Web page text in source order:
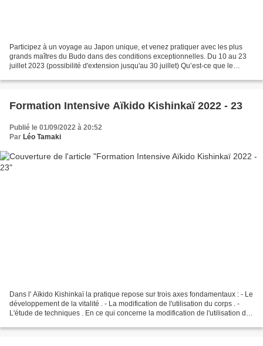
Participez à un voyage au Japon unique, et venez pratiquer avec les plus
grands maîtres du Budo dans des conditions exceptionnelles. Du 10 au 23
juillet 2023 (possibilité d'extension jusqu'au 30 juillet) Qu’est-ce que le
Formation Intensive Aïkido Kishinkaï 2022 - 23
Publié le 01/09/2022 à 20:52
Par Léo Tamaki
Dans l' Aïkido Kishinkaï la pratique repose sur trois axes fondamentaux : - Le
développement de la vitalité . - La modification de l'utilisation du corps . -
L'étude de techniques . En ce qui concerne la modification de l'utilisation du